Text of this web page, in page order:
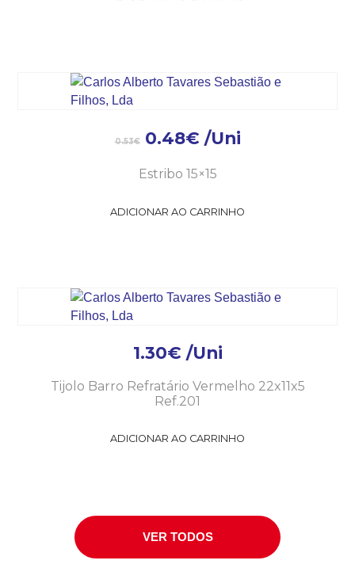
0.53€ 0.48€ /Uni
Estribo 15×15
ADICIONAR AO CARRINHO
1.30€ /Uni
Tijolo Barro Refratário Vermelho 22x11x5
Ref.201
ADICIONAR AO CARRINHO
VER TODOS